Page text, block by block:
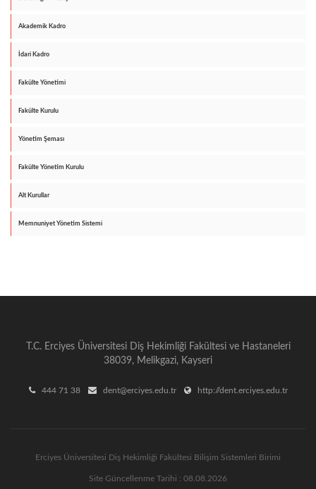
Akademik Kadro
İdari Kadro
Fakülte Yönetimi
Fakülte Kurulu
Yönetim Şeması
Fakülte Yönetim Kurulu
Alt Kurullar
Memnuniyet Yönetim Sistemi
T.C. Erciyes Üniversitesi Diş Hekimliği Fakültesi ve Hastaneleri
38039, Melikgazi, Kayseri
444 71 38 dent@erciyes.edu.tr http://dent.erciyes.edu.tr
Erciyes Üniversitesi Diş Hekimliği Fakültesi Bilişim Sistemleri Birimi
Site Güncellenme Tarihi : 08.08.2026